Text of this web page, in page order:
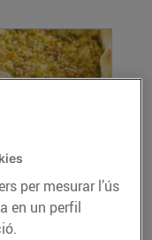
i tofu
per mesurar l’ús
en un perfil